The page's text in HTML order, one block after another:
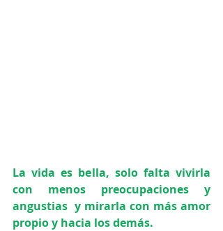
La vida es bella, solo falta vivirla
con menos preocupaciones y
angustias  y mirarla con más amor
propio y hacia los demás.